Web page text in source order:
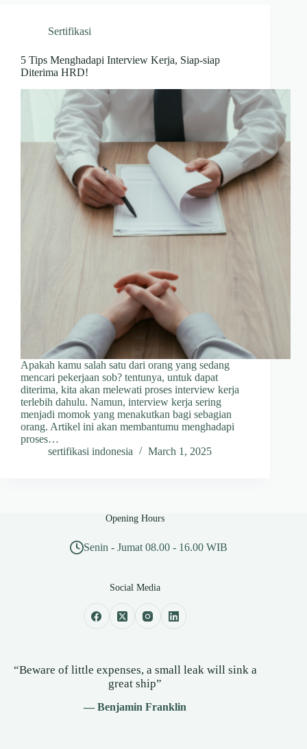
Sertifikasi
5 Tips Menghadapi Interview Kerja, Siap-siap
Diterima HRD!
Apakah kamu salah satu dari orang yang sedang
mencari pekerjaan sob? tentunya, untuk dapat
diterima, kita akan melewati proses interview kerja
terlebih dahulu. Namun, interview kerja sering
menjadi momok yang menakutkan bagi sebagian
orang. Artikel ini akan membantumu menghadapi
proses…
sertifikasi indonesia
March 1, 2025
Opening Hours
Senin - Jumat 08.00 - 16.00 WIB
Social Media
“Beware of little expenses, a small leak will sink a
great ship”
— Benjamin Franklin